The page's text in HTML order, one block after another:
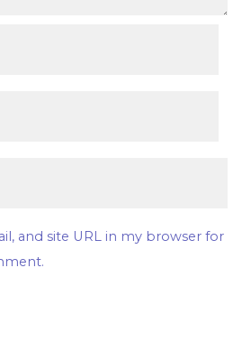
and site URL in my browser for